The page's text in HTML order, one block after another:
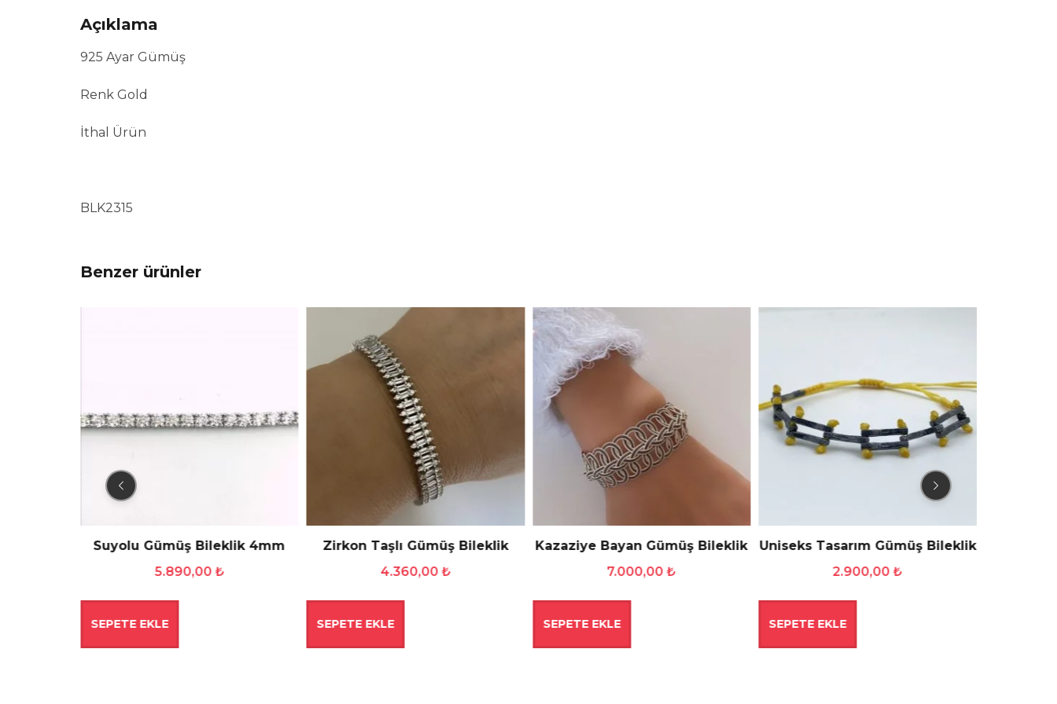
Açıklama
925 Ayar Gümüş
Renk Gold
İthal Ürün
BLK2315
Benzer ürünler
Suyolu Gümüş Bileklik 4mm
5.890,00₺
SEPETE EKLE
Zirkon Taşlı Gümüş Bileklik
4.360,00₺
SEPETE EKLE
Kazaziye Bayan Gümüş Bileklik
7.000,00₺
SEPETE EKLE
Uniseks Tasarım Gümüş Bileklik
2.900,00₺
SEPETE EKLE